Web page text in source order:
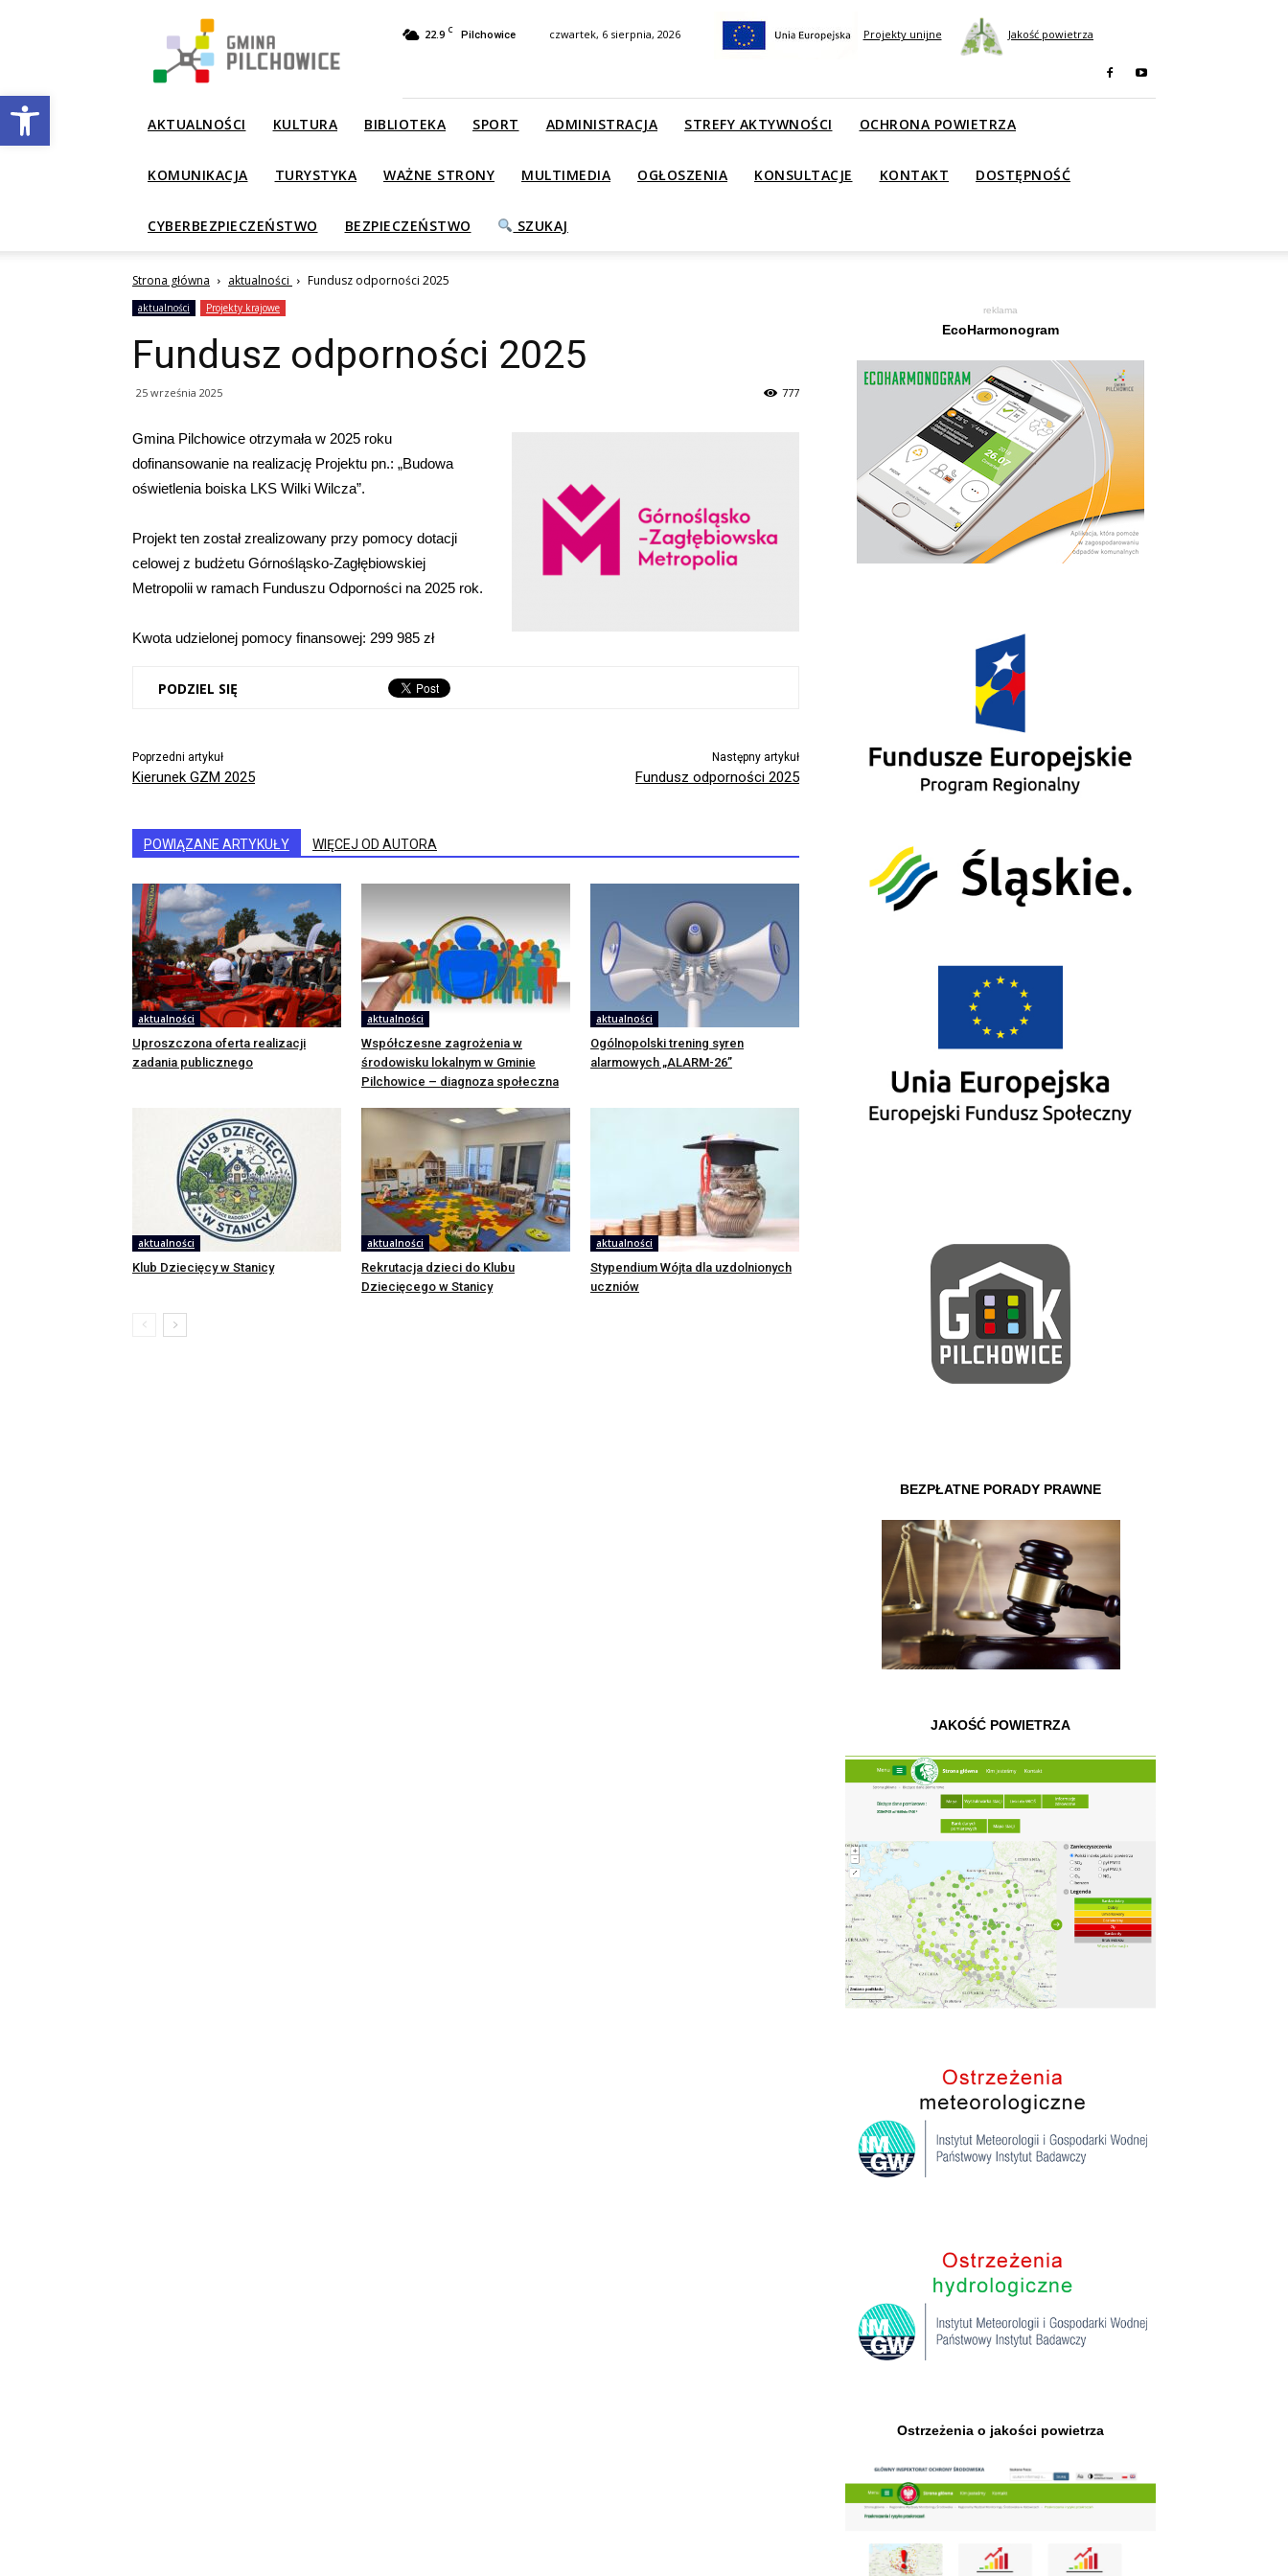
Otwórz pasek narzędzi
Pilchowice
22.9 C Pilchowice czwartek, 6 sierpnia, 2026 Projekty unijne Jakość powietrza
AKTUALNOŚCI KULTURA BIBLIOTEKA SPORT ADMINISTRACJA STREFY AKTYWNOŚCI OCHRONA POWIETRZA
KOMUNIKACJA TURYSTYKA WAŻNE STRONY MULTIMEDIA OGŁOSZENIA KONSULTACJE KONTAKT DOSTĘPNOŚĆ
CYBERBEZPIECZEŃSTWO BEZPIECZEŃSTWO SZUKAJ
Strona główna aktualności Fundusz odporności 2025
aktualności Projekty krajowe
Fundusz odporności 2025
25 września 2025 777
Gmina Pilchowice otrzymała w 2025 roku
dofinansowanie na realizację Projektu pn.: „Budowa
oświetlenia boiska LKS Wilki Wilcza”.
Projekt ten został zrealizowany przy pomocy dotacji
celowej z budżetu Górnośląsko-Zagłębiowskiej
Metropolii w ramach Funduszu Odporności na 2025 rok.
Kwota udzielonej pomocy finansowej: 299 985 zł
PODZIEL SIĘ
Poprzedni artykuł
Kierunek GZM 2025
Następny artykuł
Fundusz odporności 2025
POWIĄZANE ARTYKUŁY WIĘCEJ OD AUTORA
aktualności
Uproszczona oferta realizacji
zadania publicznego
aktualności
Współczesne zagrożenia w
środowisku lokalnym w Gminie
Pilchowice – diagnoza społeczna
aktualności
Ogólnopolski trening syren
alarmowych „ALARM-26”
aktualności
Klub Dziecięcy w Stanicy
aktualności
Rekrutacja dzieci do Klubu
Dziecięcego w Stanicy
aktualności
Stypendium Wójta dla uzdolnionych
uczniów
reklama
EcoHarmonogram
BEZPŁATNE PORADY PRAWNE
JAKOŚĆ POWIETRZA
Ostrzeżenia o jakości powietrza